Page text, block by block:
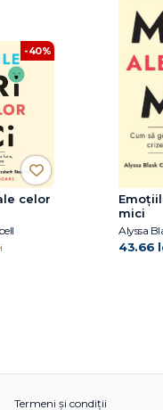
-40%
celor
mici
Alyssa
43.66
Termeni și condiții